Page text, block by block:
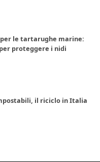
le tartarughe marine:
proteggere i nidi
il riciclo in Italia